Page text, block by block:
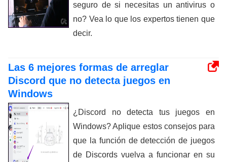
seguro de si necesitas un antivirus o
no? Vea lo que los expertos tienen que
decir.
Las 6 mejores formas de arreglar
Discord que no detecta juegos en
Windows
¿Discord no detecta tus juegos en
Windows? Aplique estos consejos para
que la función de detección de juegos
de Discords vuelva a funcionar en su